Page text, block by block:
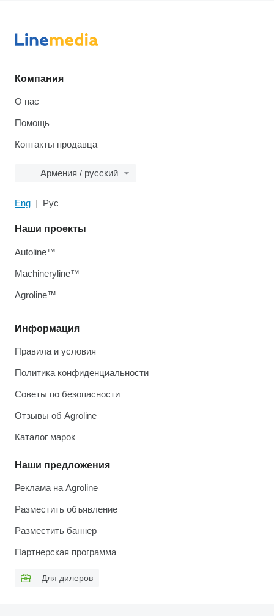
Компания
О нас
Помощь
Контакты продавца
Армения / русский
Eng Рус
Информация
Правила и условия
Политика конфиденциальности
Советы по безопасности
Отзывы об Agroline
Каталог марок
Наши предложения
Реклама на Agroline
Разместить объявление
Разместить баннер
Партнерская программа
Для дилеров
Наши проекты
Autoline™
Machineryline™
Agroline™